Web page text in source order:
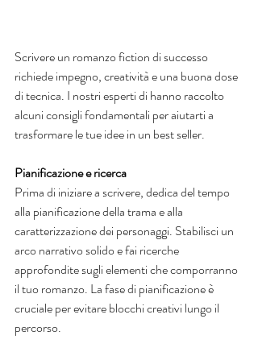
Scrivere un romanzo fiction di successo
richiede impegno, creatività e una buona dose
di tecnica. I nostri esperti di hanno raccolto
alcuni consigli fondamentali per aiutarti a
trasformare le tue idee in un best seller.
Pianificazione e ricerca
Prima di iniziare a scrivere, dedica del tempo
alla pianificazione della trama e alla
caratterizzazione dei personaggi. Stabilisci un
arco narrativo solido e fai ricerche
approfondite sugli elementi che comporranno
il tuo romanzo. La fase di pianificazione è
cruciale per evitare blocchi creativi lungo il
percorso.